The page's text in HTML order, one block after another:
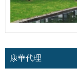
康華代理